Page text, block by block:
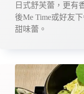
日式舒芙蕾，更有
後Me Time或好友
甜味蕾。